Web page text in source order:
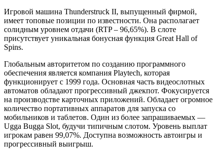
Игровой машина Thunderstruck II, выпущенный фирмой,
имеет топовые позиции по известности. Она располагает
солидным уровнем отдачи (RTP – 96,65%). В слоте
присутствует уникальная бонусная функция Great Hall of
Spins.
Глобальным авторитетом по созданию программного
обеспечения является компания Playtech, которая
функционирует с 1999 года. Основная часть видеослотных
автоматов обладают прогрессивный джекпот. Фокусируется
на производстве карточных приложений. Обладает огромное
количество портативных аппаратов для запуска со
мобильников и таблетов. Один из более запрашиваемых —
Ugga Bugga Slot, будучи типичным слотом. Уровень выплат
игрокам равен 99,07%. Доступна возможность автоигры и
прогрессивный выигрыш.